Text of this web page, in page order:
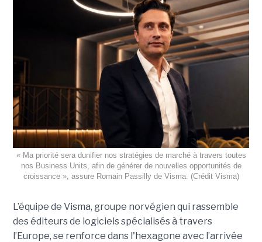
« Ma priorité sera dunifier nos stratégies de marché à travers toutes
nos Business Units, afin de générer de nouvelles opportunités de
croissance », assure Romain Passilly de Visma. (Crédit Visma)
L’équipe de Visma, groupe norvégien qui rassemble
des éditeurs de logiciels spécialisés à travers
l’Europe, se renforce dans l'hexagone avec l’arrivée